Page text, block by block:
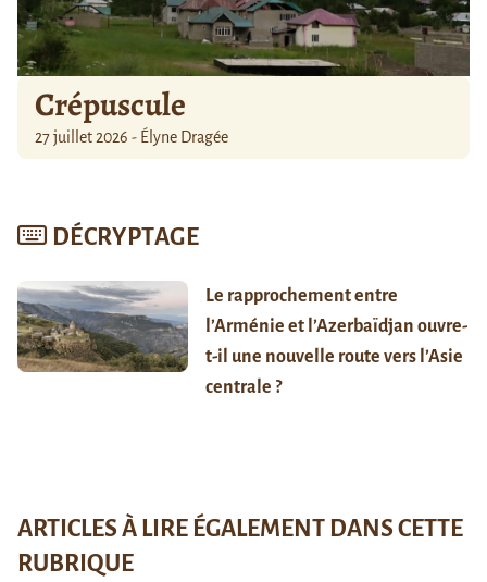
Crépuscule
27 juillet 2026 - Élyne Dragée
DÉCRYPTAGE
Le rapprochement entre
l’Arménie et l’Azerbaïdjan ouvre-
t-il une nouvelle route vers l’Asie
centrale ?
ARTICLES À LIRE ÉGALEMENT DANS CETTE
RUBRIQUE